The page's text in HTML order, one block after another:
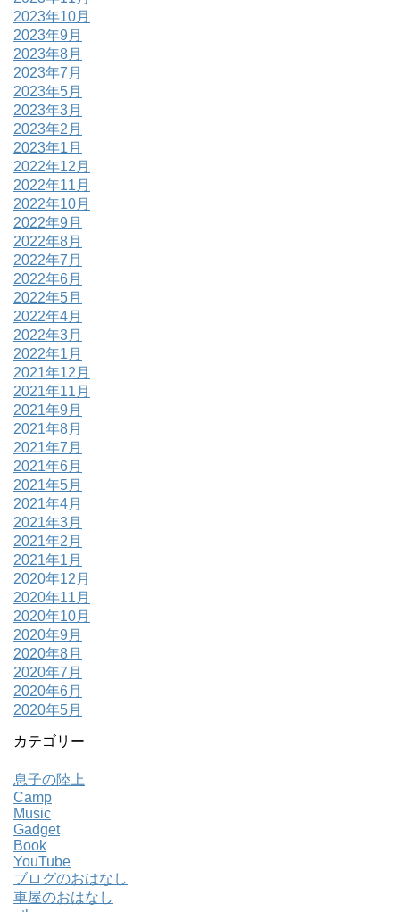
2023年10月
2023年9月
2023年8月
2023年7月
2023年5月
2023年3月
2023年2月
2023年1月
2022年12月
2022年11月
2022年10月
2022年9月
2022年8月
2022年7月
2022年6月
2022年5月
2022年4月
2022年3月
2022年1月
2021年12月
2021年11月
2021年9月
2021年8月
2021年7月
2021年6月
2021年5月
2021年4月
2021年3月
2021年2月
2021年1月
2020年12月
2020年11月
2020年10月
2020年9月
2020年8月
2020年7月
2020年6月
2020年5月
カテゴリー
息子の陸上
Camp
Music
Gadget
Book
YouTube
ブログのおはなし
車屋のおはなし